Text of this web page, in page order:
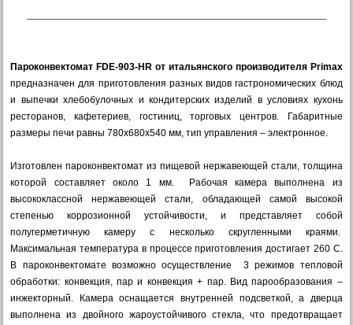
Пароконвектомат FDE-903-HR от итальянского производителя Primax
предназначен для приготовления разных видов гастрономических блюд
и выпечки хлебобулочных и кондитерских изделий в условиях кухонь
ресторанов, кафетериев, гостиниц, торговых центров. Габаритные
размеры печи равны 780х680х540 мм, тип управления – электронное.
Изготовлен пароконвектомат из пищевой нержавеющей стали, толщина
которой составляет около 1 мм. Рабочая камера выполнена из
высококлассной нержавеющей стали, обладающей самой высокой
степенью коррозионной устойчивости, и представляет собой
полугерметичную камеру с несколько скругленными краями.
Максимальная температура в процессе приготовления достигает 260 С.
В пароконвектомате возможно осуществление 3 режимов тепловой
обработки: конвекция, пар и конвекция + пар. Вид парообразования –
инжекторный. Камера оснащается внутренней подсветкой, а дверца
выполнена из двойного жароустойчивого стекла, что предотвращает